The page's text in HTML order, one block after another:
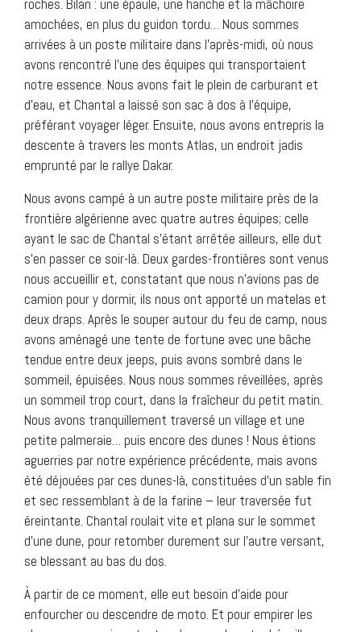
roches. Bilan : une épaule, une hanche et la mâchoire
amochées, en plus du guidon tordu… Nous sommes
arrivées à un poste militaire dans l’après-midi, où nous
avons rencontré l’une des équipes qui transportaient
notre essence. Nous avons fait le plein de carburant et
d’eau, et Chantal a laissé son sac à dos à l’équipe,
préférant voyager léger. Ensuite, nous avons entrepris la
descente à travers les monts Atlas, un endroit jadis
emprunté par le rallye Dakar.
Nous avons campé à un autre poste militaire près de la
frontière algérienne avec quatre autres équipes; celle
ayant le sac de Chantal s’étant arrêtée ailleurs, elle dut
s’en passer ce soir-là. Deux gardes-frontières sont venus
nous accueillir et, constatant que nous n’avions pas de
camion pour y dormir, ils nous ont apporté un matelas et
deux draps. Après le souper autour du feu de camp, nous
avons aménagé une tente de fortune avec une bâche
tendue entre deux jeeps, puis avons sombré dans le
sommeil, épuisées. Nous nous sommes réveillées, après
un sommeil trop court, dans la fraîcheur du petit matin.
Nous avons tranquillement traversé un village et une
petite palmeraie… puis encore des dunes ! Nous étions
aguerries par notre expérience précédente, mais avons
été déjouées par ces dunes-là, constituées d’un sable fin
et sec ressemblant à de la farine – leur traversée fut
éreintante. Chantal roulait vite et plana sur le sommet
d’une dune, pour retomber durement sur l’autre versant,
se blessant au bas du dos.
À partir de ce moment, elle eut besoin d’aide pour
enfourcher ou descendre de moto. Et pour empirer les